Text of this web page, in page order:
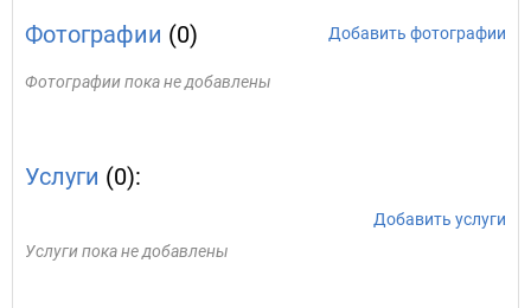
Фотографии (0) Добавить фотографии
Фотографии пока не добавлены
Услуги (0):
Добавить услуги
Услуги пока не добавлены